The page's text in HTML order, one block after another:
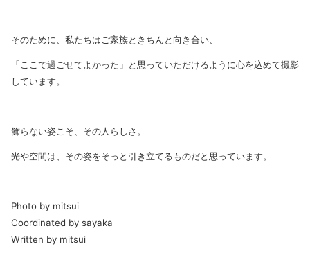
そのために、私たちはご家族ときちんと向き合い、
「ここで過ごせてよかった」と思っていただけるように心を込めて撮影
しています。
飾らない姿こそ、その人らしさ。
光や空間は、その姿をそっと引き立てるものだと思っています。
Photo by mitsui
Coordinated by sayaka
Written by mitsui